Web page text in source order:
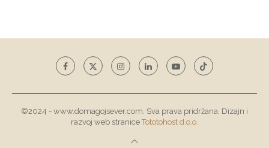
©2024 - www.domagojsever.com. Sva prava pridržana. Dizajn i
razvoj web stranice Tototohost d.o.o.